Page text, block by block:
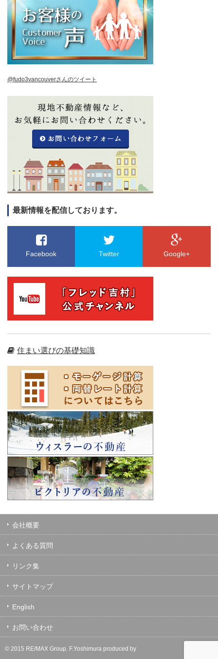
@fudo3vancouverさんのツイート
最新情報を配信しております。
Facebook Twitter Google+
住まい選びの基礎知識
会社概要
よくある質問
リンク集
サイトマップ
English
お問い合わせ
© 2015 RE/MAX Group. F.Yoshimura produced by